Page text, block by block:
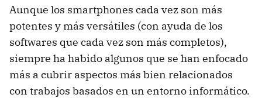
Aunque los smartphones cada vez son más
potentes y más versátiles (con ayuda de los
softwares que cada vez son más completos),
siempre ha habido algunos que se han enfocado
más a cubrir aspectos más bien relacionados
con trabajos basados en un entorno informático.